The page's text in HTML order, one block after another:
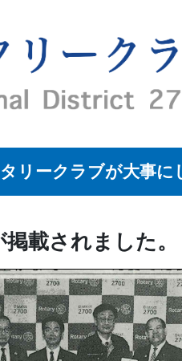
リークラブが大事に
載されました。